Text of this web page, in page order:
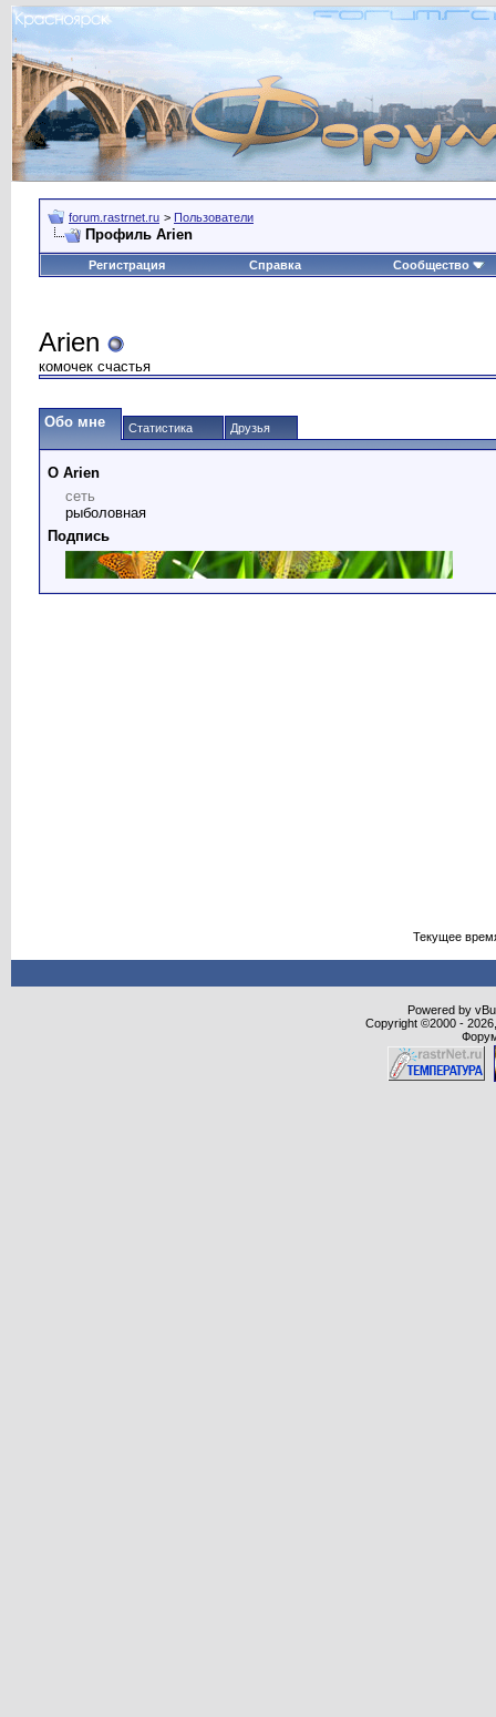
forum.rastrnet.ru > Пользователи
Профиль Arien
Регистрация Справка Сообщество
Arien
комочек счастья
Обо мне Статистика Друзья
О Arien
сеть
рыболовная
Подпись
Текущее
Powered by
Copyright ©2000 -